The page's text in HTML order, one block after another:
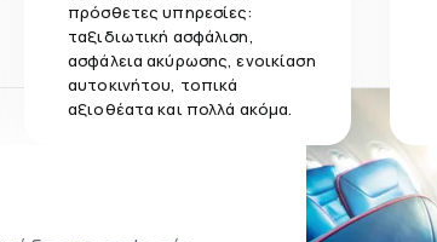
πρόσθετες υπηρεσίες:
ταξιδιωτική ασφάλιση,
ασφάλεια ακύρωσης, ενοικίαση
αυτοκινήτου, τοπικά
αξιοθέατα και πολλά ακόμα.